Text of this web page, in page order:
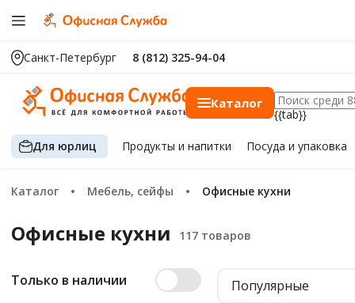
Санкт-Петербург 8 (812) 325-94-04
Каталог
{{tab}}
Для юрлиц Продуктыи напитки Посуда и упаковка
Каталог Мебель, сейфы Офисные кухни
Офисные кухни
Только в наличии Популярные